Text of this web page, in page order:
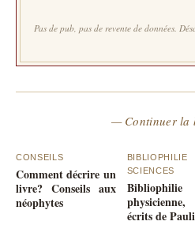
Pas de pub, pas de revente de données.
— Continuer la
CONSEILS
Comment décrire un
livre? Conseils aux
néophytes
SCIENCES
Bibliophilie
écrits de